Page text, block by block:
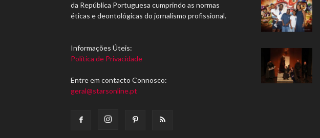
da República Portuguesa cumprindo as normas
éticas e deontológicas do jornalismo profissional.
Informações Úteis:
Política de Privacidade
Entre em contacto Connosco:
geral@starsonline.pt